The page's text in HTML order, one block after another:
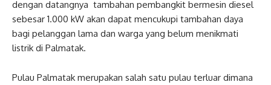
dengan datangnya tambahan pembangkit bermesin diesel
sebesar 1.000 kW akan dapat mencukupi tambahan daya
bagi pelanggan lama dan warga yang belum menikmati
listrik di Palmatak.
Pulau Palmatak merupakan salah satu pulau terluar dimana